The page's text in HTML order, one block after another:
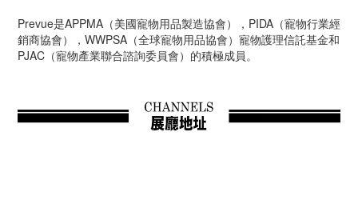
Prevue是APPMA（美國寵物用品製造協會），PIDA（寵物行業經
銷商協會），WWPSA（全球寵物用品協會）寵物護理信託基金和
PJAC（寵物產業聯合諮詢委員會）的積極成員。
立即購買